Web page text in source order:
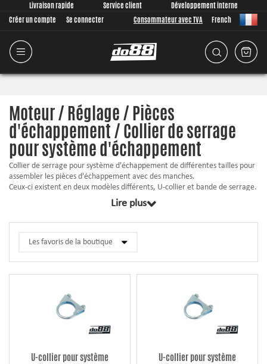
Livraison rapide Service client
Développement interne
Créer un compte
Se connecter Consommateur avec TVA French
Moteur / Réglage / Pièces
d'échappement / Collier de serrage
pour système d'échappement
Collier de serrage pour système d'échappement de différentes tailles pour
assembler les pièces d'échappement avec des manches.
Ceux-ci existent en deux modèles différents, U-collier et bande de serrage.
Lire plus
U-collier pour système
U-collier pour système